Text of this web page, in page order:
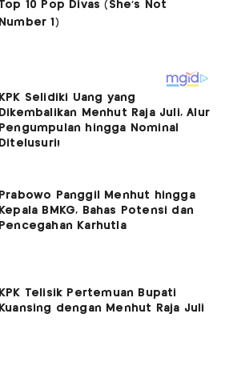
KPK Selidiki Uang yang
Dikembalikan Menhut Raja Juli, Alur
Pengumpulan hingga Nominal
Ditelusuri!
Prabowo Panggil Menhut hingga
Kepala BMKG, Bahas Potensi dan
Pencegahan Karhutla
KPK Telisik Pertemuan Bupati
Kuansing dengan Menhut Raja Juli